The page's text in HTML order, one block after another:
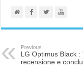
Previous
LG Optimus Black :
recensione e